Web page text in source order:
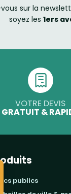
sur la
soyez les 1ers
VOTRE DEVIS
GRATUIT &
publics